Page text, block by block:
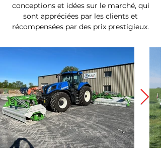
conceptions et idées sur le marché, qui
sont appréciées par les clients et
récompensées par des prix prestigieux.